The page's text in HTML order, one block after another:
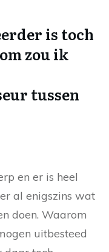
is toch
zou ik
tussen
en er is heel
al enigszins wat
doen. Waarom
uitbesteed